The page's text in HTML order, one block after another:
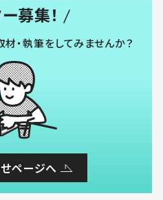
募集！
・執筆をしてみませんか？
ページへ